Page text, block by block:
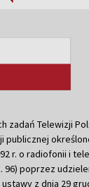
zadań Telewizji
publicznej
r. o radiofonii i
96) poprzez
z dnia 29